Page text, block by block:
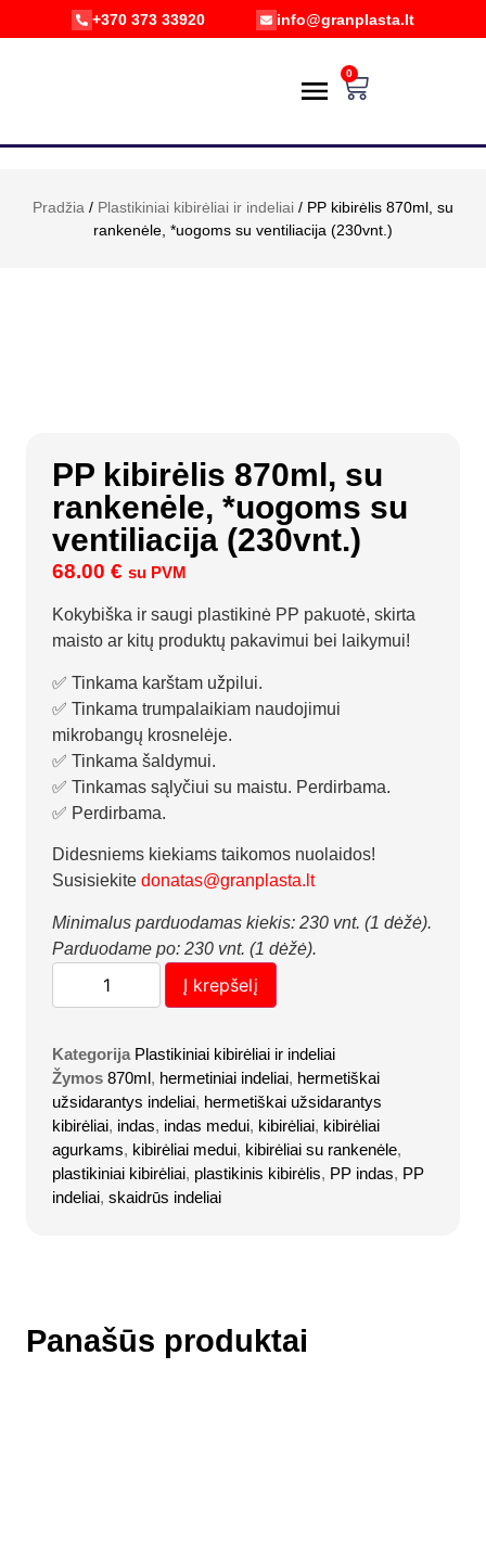
+370 373 33920 info@granplasta.lt
0
Pradžia / Plastikiniai kibirėliai ir indeliai / PP kibirėlis 870ml, su
rankenėle, *uogoms su ventiliacija (230vnt.)
PP kibirėlis 870ml, su
rankenėle, *uogoms su
ventiliacija (230vnt.)
68.00 € su PVM
Kokybiška ir saugi plastikinė PP pakuotė, skirta
maisto ar kitų produktų pakavimui bei laikymui!
✅ Tinkama karštam užpilui.
✅ Tinkama trumpalaikiam naudojimui
mikrobangų krosnelėje.
✅ Tinkama šaldymui.
✅ Tinkamas sąlyčiui su maistu. Perdirbama.
✅ Perdirbama.
Didesniems kiekiams taikomos nuolaidos!
Susisiekite donatas@granplasta.lt
Minimalus parduodamas kiekis: 230 vnt. (1 dėžė).
Parduodame po: 230 vnt. (1 dėžė).
Į krepšelį
Kategorija Plastikiniai kibirėliai ir indeliai
Žymos 870ml, hermetiniai indeliai, hermetiškai
užsidarantys indeliai, hermetiškai užsidarantys
kibirėliai, indas, indas medui, kibirėliai, kibirėliai
agurkams, kibirėliai medui, kibirėliai su rankenėle,
plastikiniai kibirėliai, plastikinis kibirėlis, PP indas, PP
indeliai, skaidrūs indeliai
Panašūs produktai